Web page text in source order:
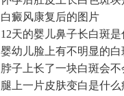
白癜风康复后的图片
12天的婴儿鼻子长白斑是
婴幼儿脸上有不明显的
脖子上长了一块白斑会
腿上一片皮肤变白是什么